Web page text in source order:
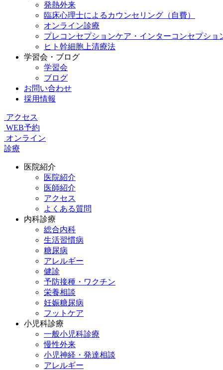
発熱外来
臨床心理士によるカウンセリング（自費）
オンライン診療
プレコンセプションケア・インターコンセプショ
ヒト幹細胞上清療法
学習会・ブログ
学習会
ブログ
お問い合わせ
採用情報
アクセス
WEB予約
オンライン
診療
医院紹介
医院紹介
医師紹介
アクセス
よくある質問
内科診療
総合内科
生活習慣病
糖尿病
アレルギー
健診
予防接種・ワクチン
栄養相談
妊娠糖尿病
フットケア
小児科診療
一般小児科診療
慢性外来
小児神経・発達相談
アレルギー